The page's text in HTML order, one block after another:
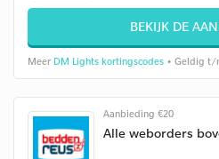
BEKIJK DE
Meer DM Lights kortingscodes • Geldig t/
Aanbieding €20
Alle weborders